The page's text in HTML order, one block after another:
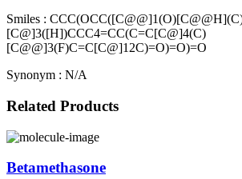
Smiles :
[C@]3([H])CCC4=CC(C=C[C@]4(C)
[C@@]3(F)C=C[C@]12C)=O)=O)=O
Synonym : N/A
Related Products
Betamethasone